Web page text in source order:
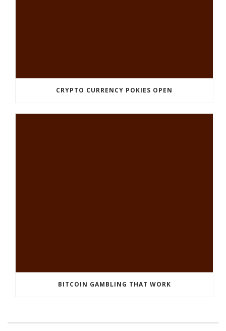
CRYPTO CURRENCY POKIES OPEN
BITCOIN GAMBLING THAT WORK